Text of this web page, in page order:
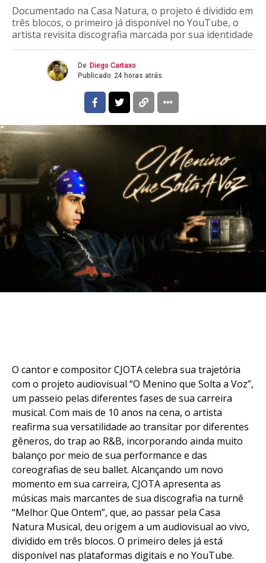
Documentado na Casa Natura, o projeto é dividido em
três blocos, o primeiro já disponível no YouTube, o
artista revisita discografia marcada por sua identidade
De Diego Cartaxo
Publicado 24 horas atrás
O cantor e compositor CJOTA celebra sua trajetória
com o projeto audiovisual “O Menino que Solta a Voz”,
um passeio pelas diferentes fases de sua carreira
musical. Com mais de 10 anos na cena, o artista
reafirma sua versatilidade ao transitar por diferentes
gêneros, do trap ao R&B, incorporando ainda muito
balanço por meio de sua performance e das
coreografias de seu ballet. Alcançando um novo
momento em sua carreira, CJOTA apresenta as
músicas mais marcantes de sua discografia na turnê
“Melhor Que Ontem”, que, ao passar pela Casa
Natura Musical, deu origem a um audiovisual ao vivo,
dividido em três blocos. O primeiro deles já está
disponível nas plataformas digitais e no YouTube.